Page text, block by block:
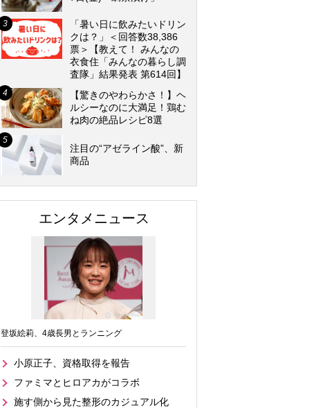
「暑い日に飲みたいドリン
クは？」＜回答数38,386
票＞【教えて！ みんなの
衣食住「みんなの暮らし調
査隊」結果発表 第614回】
【驚きのやわらかさ！】ヘ
ルシーなのに大満足！鶏む
ね肉の絶品レシピ8選
注目の“アゼライン酸”、新
商品
エンタメニュース
登坂絵莉、4歳長男とランニング
小原正子、資格取得を報告
ファミマとヒロアカがコラボ
施す側から見た整形のカジュアル化